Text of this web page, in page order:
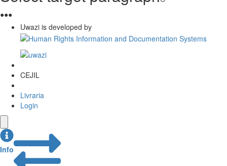
●●●
Uwazi is developed by
CEJIL
Livraria
Login
Info